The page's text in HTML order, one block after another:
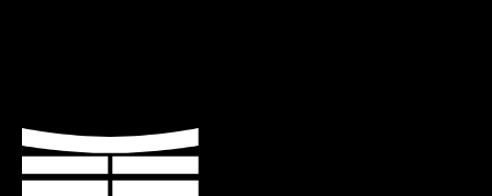
大学評価（認証評価）
教育情報の公表